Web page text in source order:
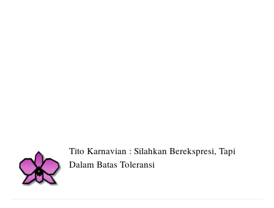
Tito Karnavian : Silahkan Berekspresi, Tapi
Dalam Batas Toleransi